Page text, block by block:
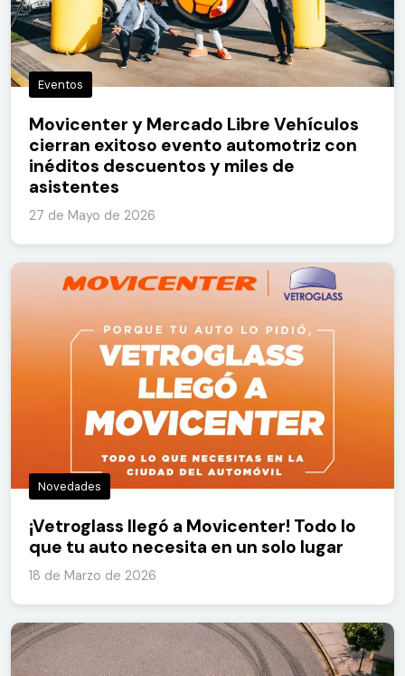
Eventos
Movicenter y Mercado Libre Vehículos
cierran exitoso evento automotriz con
inéditos descuentos y miles de
asistentes
27 de Mayo de 2026
Novedades
¡Vetroglass llegó a Movicenter! Todo lo
que tu auto necesita en un solo lugar
18 de Marzo de 2026